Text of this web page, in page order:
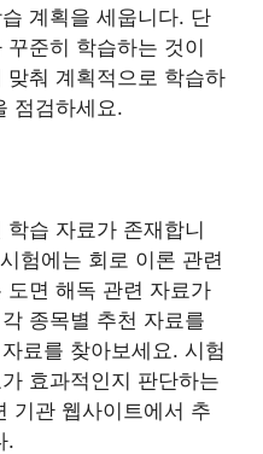
계획을 세웁니다. 단
준히 학습하는 것이
춰 계획적으로 학습하
점검하세요.
습 자료가 존재합니
험에는 회로 이론 관련
도면 해독 관련 자료가
종목별 추천 자료를
료를 찾아보세요. 시험
효과적인지 판단하는
기관 웹사이트에서 추
.